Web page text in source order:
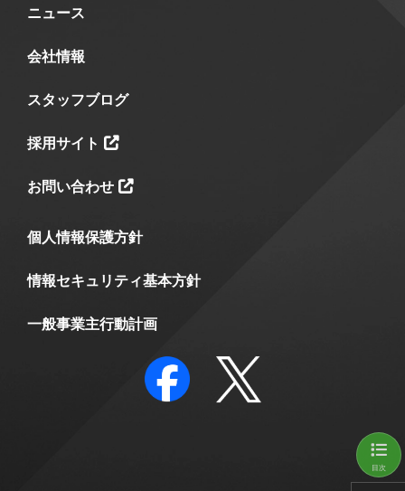
目次
ニュース
会社情報
スタッフブログ
採用サイト
お問い合わせ
個人情報保護方針
情報セキュリティ基本方針
一般事業主行動計画